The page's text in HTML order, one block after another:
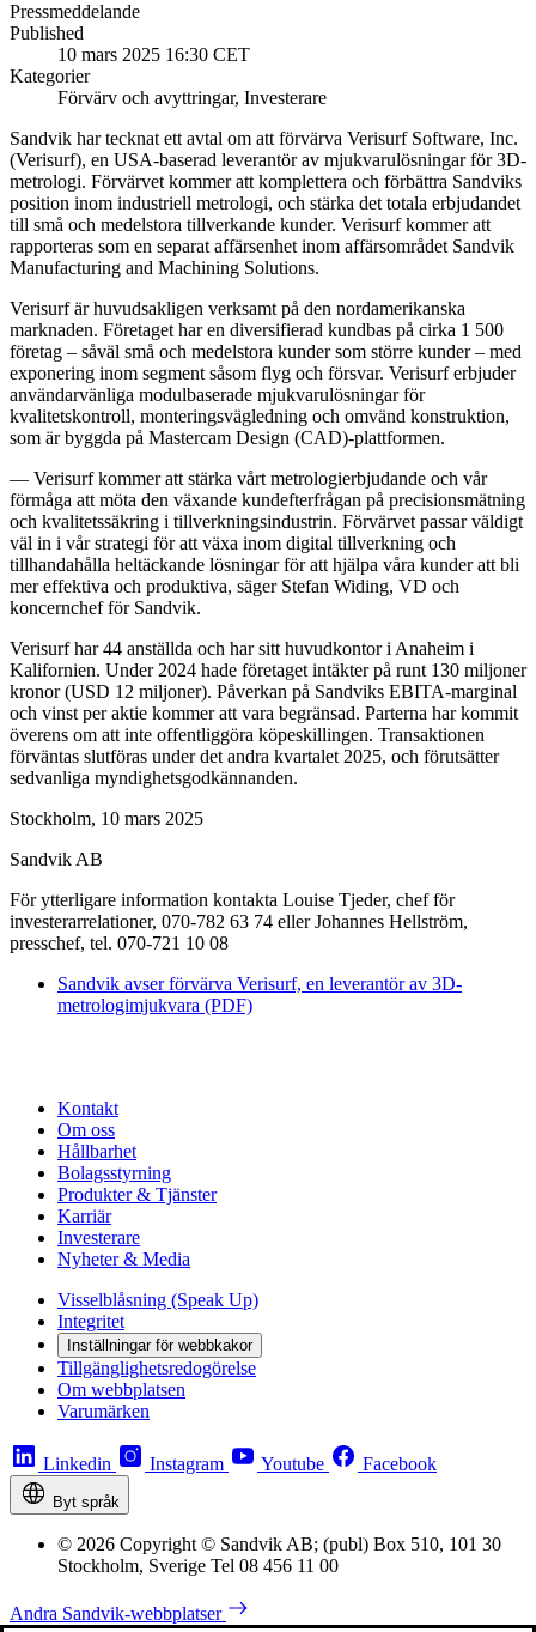
Pressmeddelande
Published
10 mars 2025 16:30 CET
Kategorier
Förvärv och avyttringar, Investerare
Sandvik har tecknat ett avtal om att förvärva Verisurf Software, Inc.
(Verisurf), en USA-baserad leverantör av mjukvarulösningar för 3D-
metrologi. Förvärvet kommer att komplettera och förbättra Sandviks
position inom industriell metrologi, och stärka det totala erbjudandet
till små och medelstora tillverkande kunder. Verisurf kommer att
rapporteras som en separat affärsenhet inom affärsområdet Sandvik
Manufacturing and Machining Solutions.
Verisurf är huvudsakligen verksamt på den nordamerikanska
marknaden. Företaget har en diversifierad kundbas på cirka 1 500
företag – såväl små och medelstora kunder som större kunder – med
exponering inom segment såsom flyg och försvar. Verisurf erbjuder
användarvänliga modulbaserade mjukvarulösningar för
kvalitetskontroll, monteringsvägledning och omvänd konstruktion,
som är byggda på Mastercam Design (CAD)-plattformen.
— Verisurf kommer att stärka vårt metrologierbjudande och vår
förmåga att möta den växande kundefterfrågan på precisionsmätning
och kvalitetssäkring i tillverkningsindustrin. Förvärvet passar väldigt
väl in i vår strategi för att växa inom digital tillverkning och
tillhandahålla heltäckande lösningar för att hjälpa våra kunder att bli
mer effektiva och produktiva, säger Stefan Widing, VD och
koncernchef för Sandvik.
Verisurf har 44 anställda och har sitt huvudkontor i Anaheim i
Kalifornien. Under 2024 hade företaget intäkter på runt 130 miljoner
kronor (USD 12 miljoner). Påverkan på Sandviks EBITA-marginal
och vinst per aktie kommer att vara begränsad. Parterna har kommit
överens om att inte offentliggöra köpeskillingen. Transaktionen
förväntas slutföras under det andra kvartalet 2025, och förutsätter
sedvanliga myndighetsgodkännanden.
Stockholm, 10 mars 2025
Sandvik AB
För ytterligare information kontakta Louise Tjeder, chef för
investerarrelationer, 070-782 63 74 eller Johannes Hellström,
presschef, tel. 070-721 10 08
Sandvik avser förvärva Verisurf, en leverantör av 3D-
metrologimjukvara (PDF)
Kontakt
Om oss
Hållbarhet
Bolagsstyrning
Produkter & Tjänster
Karriär
Investerare
Nyheter & Media
Visselblåsning (Speak Up)
Integritet
Inställningar för webbkakor
Tillgänglighetsredogörelse
Om webbplatsen
Varumärken
Linkedin Instagram Youtube Facebook
Byt språk
© 2026 Copyright © Sandvik AB; (publ) Box 510, 101 30
Stockholm, Sverige Tel 08 456 11 00
Andra Sandvik-webbplatser